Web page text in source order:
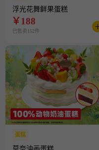
浮光花舞鲜果蛋糕
￥188
已售卖152件
蛋糕